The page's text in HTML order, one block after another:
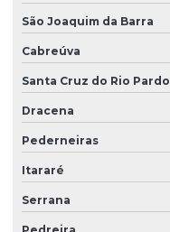
São Joaquim da Barra
Cabreúva
Santa Cruz do Rio Pardo
Dracena
Pederneiras
Itararé
Serrana